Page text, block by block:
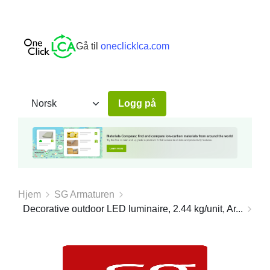
Gå til oneclicklca.com
Logg på
Hjem
SG Armaturen
Decorative outdoor LED luminaire, 2.44 kg/unit, Ar...